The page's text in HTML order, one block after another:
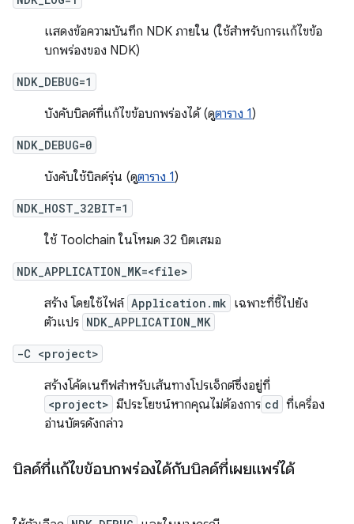
แสดงข้อความบันทึก NDK ภายใน (ใช้สำหรับการแก้ไขข้อ
บกพร่องของ NDK)
NDK_DEBUG=1
บังคับบิลด์ที่แก้ไขข้อบกพร่องได้ (ดูตาราง 1)
NDK_DEBUG=0
บังคับใช้บิลด์รุ่น (ดูตาราง 1)
NDK_HOST_32BIT=1
ใช้ Toolchain ในโหมด 32 บิตเสมอ
NDK_APPLICATION_MK=<file>
สร้าง โดยใช้ไฟล์ Application.mk เฉพาะที่ชี้ไปยัง
ตัวแปร NDK_APPLICATION_MK
-C <project>
สร้างโค้ดเนทีฟสำหรับเส้นทางโปรเจ็กต์ซึ่งอยู่ที่
<project> มีประโยชน์หากคุณไม่ต้องการ cd ที่เครื่อง
อ่านบัตรดังกล่าว
บิลด์ที่แก้ไขข้อบกพร่องได้กับบิลด์ที่เผยแพร่ได้